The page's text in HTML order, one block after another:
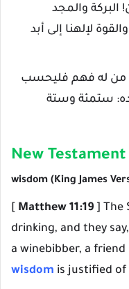
لإلهنا إلى أبد
من له فهم فليحسب
ستمئة وستة
New Testament
wisdom (King James
[ Matthew 11:19 ] The
drinking, and they
a winebibber, a
wisdom is justified of